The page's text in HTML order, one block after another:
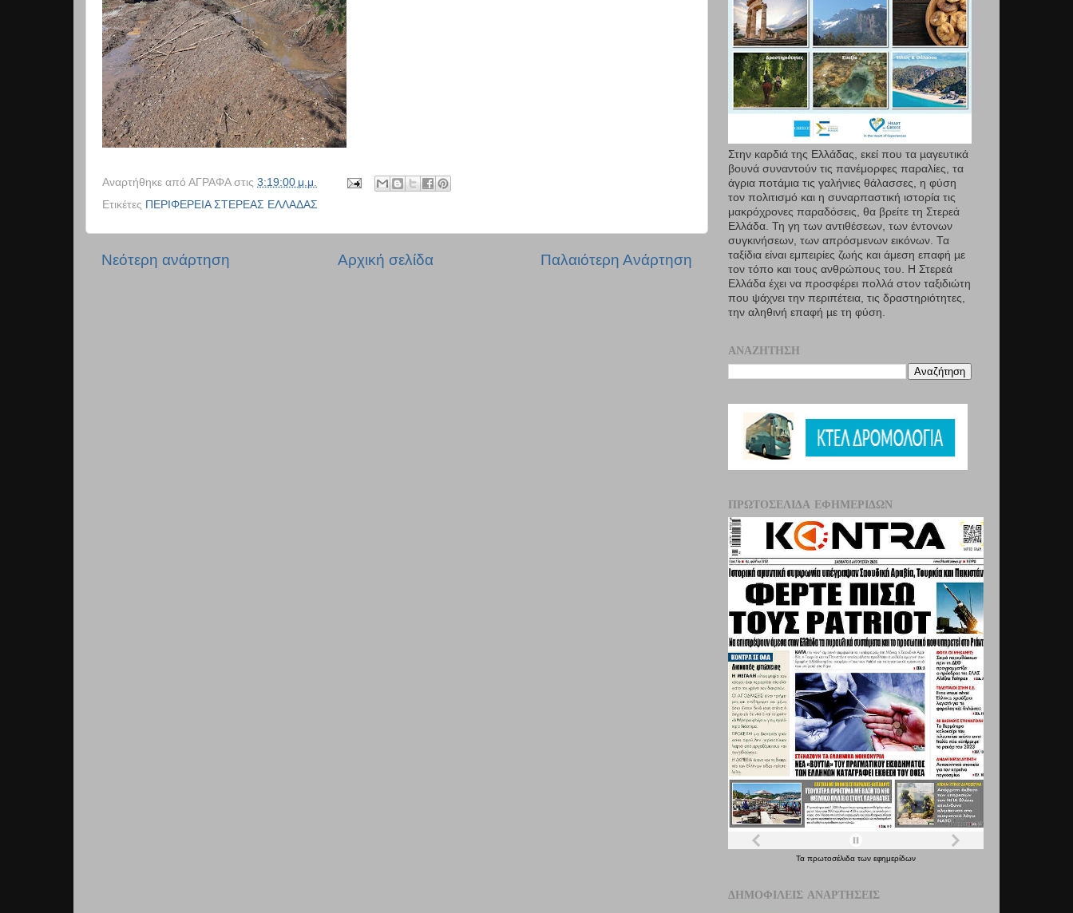
Αναρτήθηκε από ΑΓΡΑΦΑ στις 3:19:00 μ.μ.
Ετικέτες ΠΕΡΙΦΕΡΕΙΑ ΣΤΕΡΕΑΣ ΕΛΛΑΔΑΣ
Νεότερη ανάρτηση Παλαιότερη Ανάρτηση
Αρχική σελίδα
Στην καρδιά της Ελλάδας, εκεί που τα µαγευτικά
βουνά συναντούν τις πανέμορφες παραλίες, τα
άγρια ποτάμια τις γαλήνιες θάλασσες, η φύση
τον πολιτισμό και η συναρπαστική ιστορία τις
μακρόχρονες παραδόσεις, θα βρείτε τη Στερεά
Ελλάδα. Τη γη των αντιθέσεων, των έντονων
συγκινήσεων, των απρόσμενων εικόνων. Τα
ταξίδια είναι εμπειρίες ζωής και άμεση επαφή µε
τον τόπο και τους ανθρώπους του. Η Στερεά
Ελλάδα έχει να προσφέρει πολλά στον ταξιδιώτη
που ψάχνει την περιπέτεια, τις δραστηριότητες,
την αληθινή επαφή µε τη φύση.
ΑΝΑΖΉΤΗΣΗ
ΠΡΩΤΟΣΈΛΙΔΑ ΕΦΗΜΕΡΊΔΩΝ
Τα πρωτοσέλιδα των εφημερίδων
ΔΗΜΟΦΙΛΕΊΣ ΑΝΑΡΤΉΣΕΙΣ